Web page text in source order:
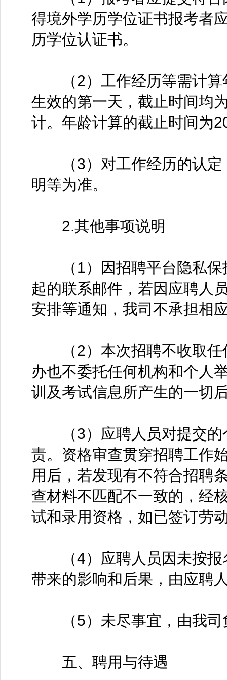
得境外学历学位证书报考者
历学位认证书。
（2）工作经历等需计算
生效的第一天，截止时间均
计。年龄计算的截止时间为
（3）对工作经历的认定
明等为准。
2.其他事项说明
（1）因招聘平台隐私保
起的联系邮件，若因应聘人
安排等通知，我司不承担相
（2）本次招聘不收取任
办也不委托任何机构和个人
训及考试信息所产生的一切
（3）应聘人员对提交的
责。资格审查贯穿招聘工作
用后，若发现有不符合招聘
查材料不匹配不一致的，经
试和录用资格，如已签订劳
（4）应聘人员因未按报
带来的影响和后果，由应聘
（5）未尽事宜，由我司
五、聘用与待遇